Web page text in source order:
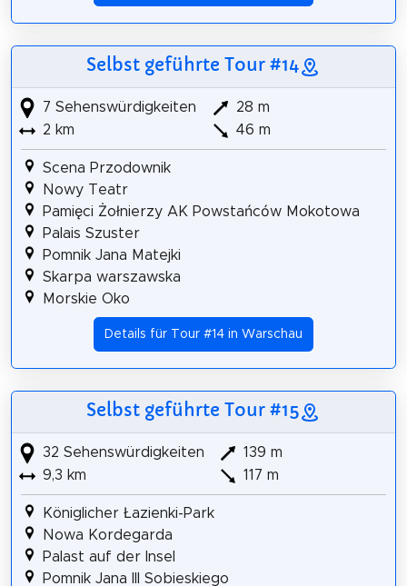
Selbst geführte Tour #14
7 Sehenswürdigkeiten
2 km
28 m
46 m
Scena Przodownik
Nowy Teatr
Pamięci Żołnierzy AK Powstańców Mokotowa
Palais Szuster
Pomnik Jana Matejki
Skarpa warszawska
Morskie Oko
Details für Tour #14 in Warschau
Selbst geführte Tour #15
32 Sehenswürdigkeiten
9,3 km
139 m
117 m
Königlicher Łazienki-Park
Nowa Kordegarda
Palast auf der Insel
Pomnik Jana III Sobieskiego